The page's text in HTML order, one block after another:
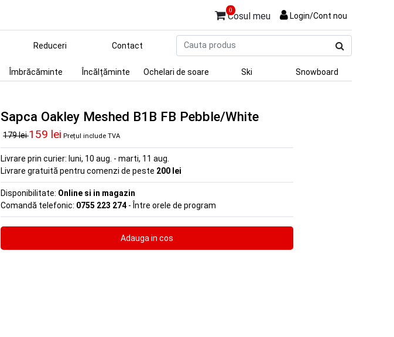
0
Cosul meu Login/Cont nou
produs
Reduceri Contact
Îmbrăcăminte Încălțăminte Ochelari de soare Ski Snowboard
Sapca Oakley Meshed B1B FB Pebble/White
179 lei159 lei Prețul include TVA
Livrare prin curier: luni, 10 aug. - marti, 11 aug.
Livrare gratuită pentru comenzi de peste 200 lei
Disponibilitate: Online si in magazin
Comandă telefonic: 0755 223 274 - Între orele de program